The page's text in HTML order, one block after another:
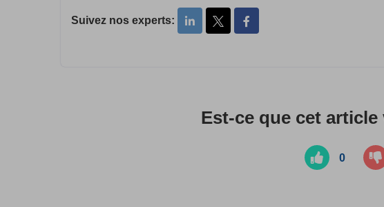
Suivez nos experts:
Est-ce que cet
0